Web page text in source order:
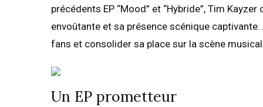
précédents EP “Mood” et “Hybride”, Tim
envoûtante et sa présence scénique
fans et consolider sa place sur la scène
Un EP prometteur